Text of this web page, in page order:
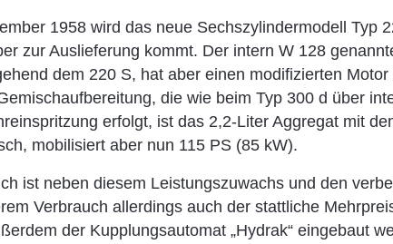
1958 wird das neue Sechszylindermodell Typ
zur Auslieferung kommt. Der intern W 128
dem 220 S, hat aber einen modifizierten
die wie beim Typ 300 d über
erfolgt, ist das 2,2-Liter Aggregat mit
mobilisiert aber nun 115 PS (85 kW).
ist neben diesem Leistungszuwachs und den
Verbrauch allerdings auch der stattliche
der Kupplungsautomat „Hydrak“ eingebaut